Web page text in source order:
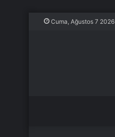
Cuma, Ağustos 7 2026